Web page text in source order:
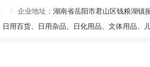
企业地址： 湖南省岳阳市君山区钱粮湖镇